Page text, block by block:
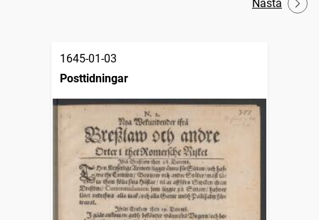
Nästa
1645-01-03
Posttidningar